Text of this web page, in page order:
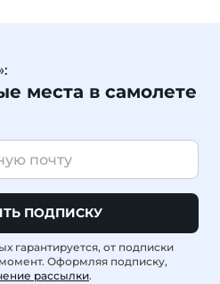
места в самолете
ПОДПИСКУ
гарантируется, от подписки
Оформляя подписку,
рассылки.